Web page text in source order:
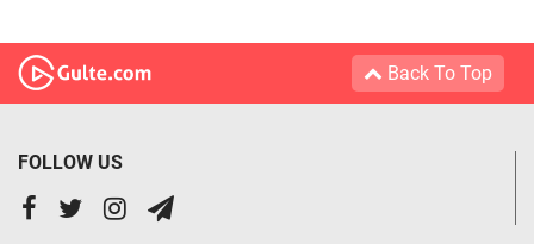
Back To Top
FOLLOW US